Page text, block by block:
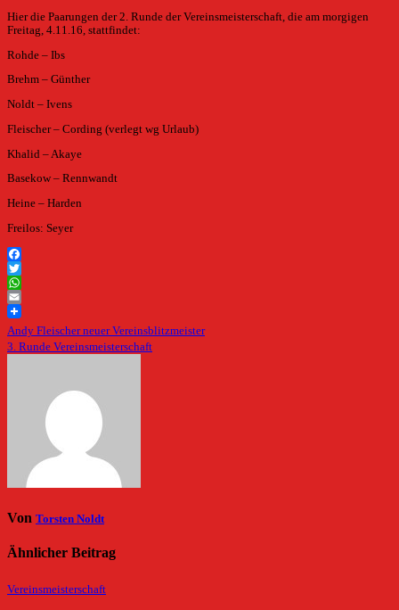
Hier die Paarungen der 2. Runde der Vereinsmeisterschaft, die am morgigen
Freitag, 4.11.16, stattfindet:
Rohde – Ibs
Brehm – Günther
Noldt – Ivens
Fleischer – Cording (verlegt wg Urlaub)
Khalid – Akaye
Basekow – Rennwandt
Heine – Harden
Freilos: Seyer
Facebook
Twitter
WhatsApp
Email
Beitragsnavigation
Andy Fleischer neuer Vereinsblitzmeister
3. Runde Vereinsmeisterschaft
Von Torsten Noldt
Ähnlicher Beitrag
Vereinsmeisterschaft